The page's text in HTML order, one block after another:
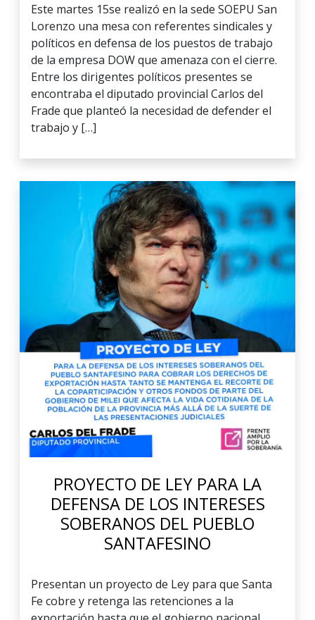
Este martes 15se realizó en la sede SOEPU San
Lorenzo una mesa con referentes sindicales y
políticos en defensa de los puestos de trabajo
de la empresa DOW que amenaza con el cierre.
Entre los dirigentes políticos presentes se
encontraba el diputado provincial Carlos del
Frade que planteó la necesidad de defender el
trabajo y […]
PROYECTO DE LEY PARA LA
DEFENSA DE LOS INTERESES
SOBERANOS DEL PUEBLO
SANTAFESINO
Presentan un proyecto de Ley para que Santa
Fe cobre y retenga las retenciones a la